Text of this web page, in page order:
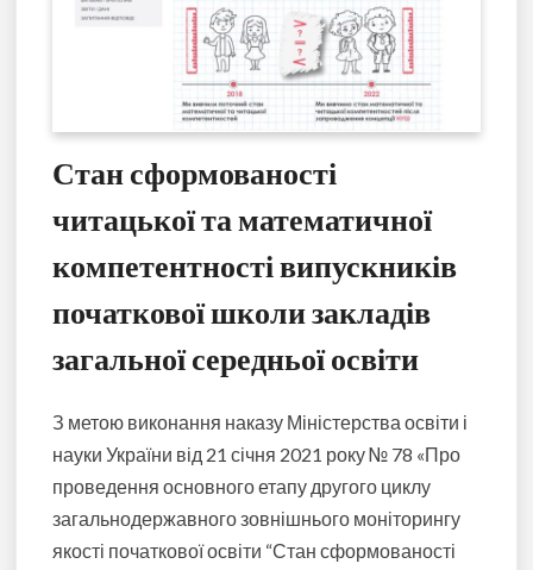
Стан сформованості
читацької та математичної
компетентності випускників
початкової школи закладів
загальної середньої освіти
З метою виконання наказу Міністерства освіти і
науки України від 21 січня 2021 року № 78 «Про
проведення основного етапу другого циклу
загальнодержавного зовнішнього моніторингу
якості початкової освіти “Стан сформованості